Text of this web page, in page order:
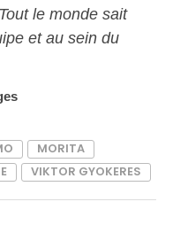
le monde sait
et au sein du
MORITA
VIKTOR GYOKERES